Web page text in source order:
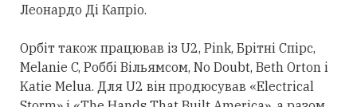
Леонардо Ді Капріо.
Орбіт також працював із U2, Pink, Брітні Спірс,
Melanie C, Роббі Вільямсом, No Doubt, Beth Orton і
Katie Melua. Для U2 він продюсував «Electrical